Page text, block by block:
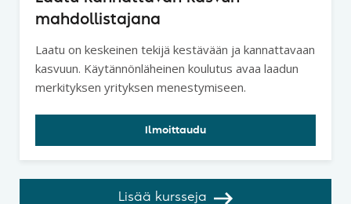
mahdollistajana
Laatu on keskeinen tekijä kestävään ja kannattavaan
kasvuun. Käytännönläheinen koulutus avaa laadun
merkityksen yrityksen menestymiseen.
Ilmoittaudu
Lisää kursseja